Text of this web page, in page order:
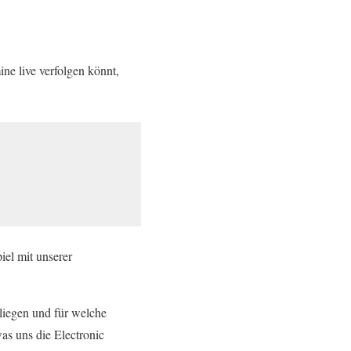
live verfolgen könnt,
mit unserer
und für welche
uns die Electronic